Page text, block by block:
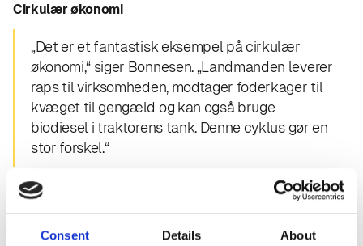
Consent Details About
Cirkulær økonomi
„Det er et fantastisk eksempel på cirkulær
økonomi,“ siger Bonnesen. „Landmanden leverer
raps til virksomheden, modtager foderkager til
kvæget til gengæld og kan også bruge
biodiesel i traktorens tank. Denne cyklus gør en
stor forskel.“
Morten Simonsen, medejer af Emmelev A/S, fortæller, at
foderkagerne ikke kun sælges til lokale og regionale
kvægopdrættere, men over hele landet. Flere fodervirksomheder